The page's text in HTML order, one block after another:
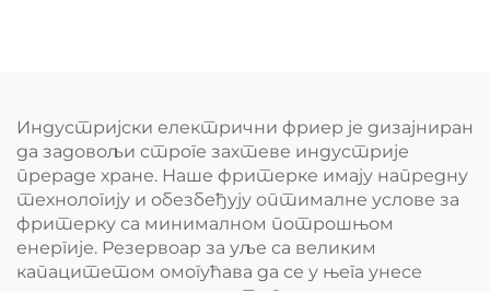
Индустријски електрични фриер је дизајниран
да задовољи строге захтеве индустрије
прераде хране. Наше фритерке имају напредну
технологију и обезбеђују оптималне услове за
фритерку са минималном потрошњом
енергије. Резервоар за уље са великим
капацитетом омогућава да се у њега унесе